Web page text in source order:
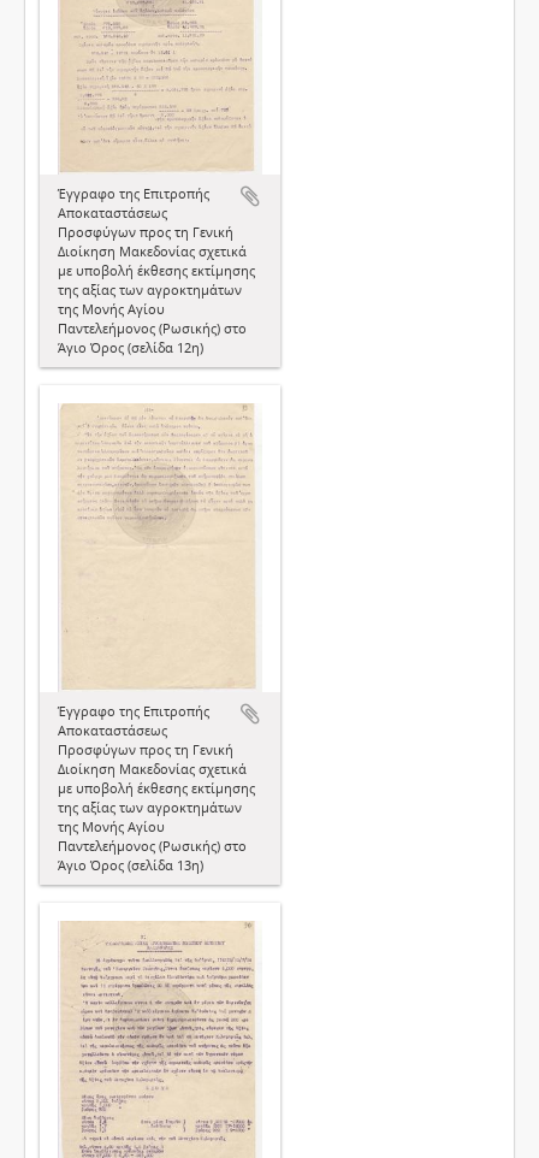
Έγγραφο της Επιτροπής
Αποκαταστάσεως
Προσφύγων προς τη Γενική
Διοίκηση Μακεδονίας σχετικά
με υποβολή έκθεσης εκτίμησης
της αξίας των αγροκτημάτων
της Μονής Αγίου
Παντελεήμονος (Ρωσικής) στο
Άγιο Όρος (σελίδα 12η)
Έγγραφο της Επιτροπής
Αποκαταστάσεως
Προσφύγων προς τη Γενική
Διοίκηση Μακεδονίας σχετικά
με υποβολή έκθεσης εκτίμησης
της αξίας των αγροκτημάτων
της Μονής Αγίου
Παντελεήμονος (Ρωσικής) στο
Άγιο Όρος (σελίδα 13η)